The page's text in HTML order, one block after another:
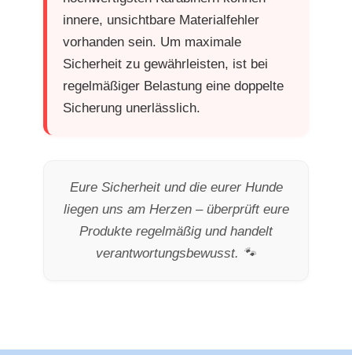
innere, unsichtbare Materialfehler
vorhanden sein. Um maximale
Sicherheit zu gewährleisten, ist bei
regelmäßiger Belastung eine doppelte
Sicherung unerlässlich.
Eure Sicherheit und die eurer Hunde
liegen uns am Herzen – überprüft eure
Produkte regelmäßig und handelt
verantwortungsbewusst. 🐾